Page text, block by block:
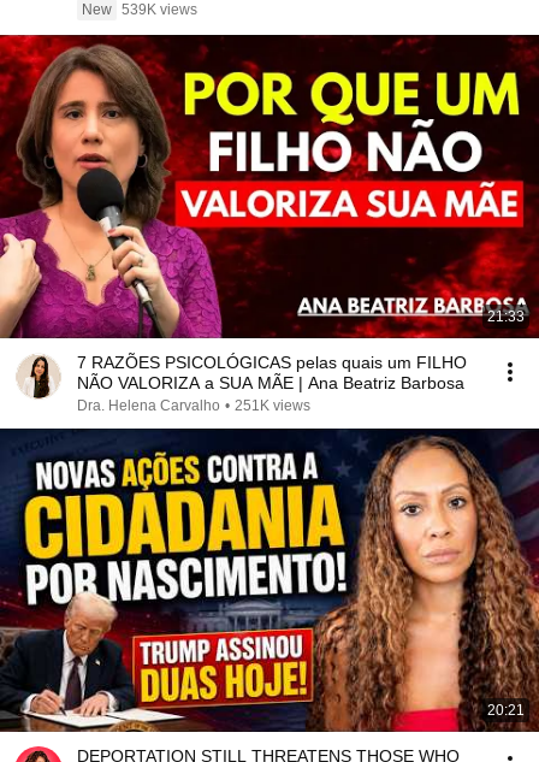
New 539K views
21:33
7 RAZÕES PSICOLÓGICAS pelas quais um FILHO
NÃO VALORIZA a SUA MÃE | Ana Beatriz Barbosa
Dra. Helena Carvalho • 251K views
20:21
DEPORTATION STILL THREATENS THOSE WHO